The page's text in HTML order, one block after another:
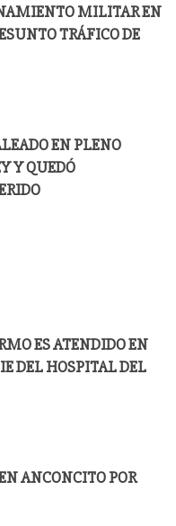
MILITAR EN
TRÁFICO DE
EN PLENO
Y QUEDÓ
ES ATENDIDO EN
DEL HOSPITAL DEL
ANCONCITO POR